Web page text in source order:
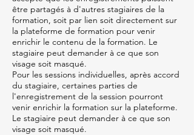
être partagés à d'autres stagiaires de la
formation, soit par lien soit directement sur
la plateforme de formation pour venir
enrichir le contenu de la formation. Le
stagiaire peut demander à ce que son
visage soit masqué.
Pour les sessions individuelles, après accord
du stagiaire, certaines parties de
l'enregistrement de la session pourront
venir enrichir la formation sur la plateforme.
Le stagiaire peut demander à ce que son
visage soit masqué.